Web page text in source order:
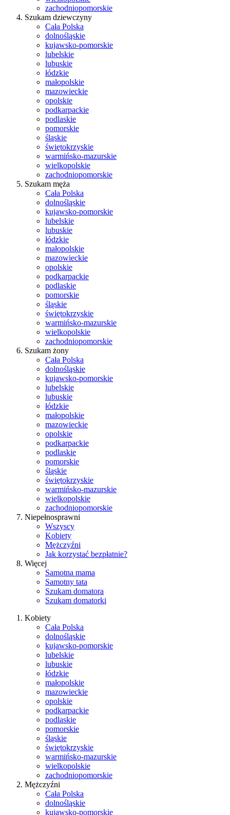
zachodniopomorskie
Szukam dziewczyny
Cała Polska
dolnośląskie
kujawsko-pomorskie
lubelskie
lubuskie
łódzkie
małopolskie
mazowieckie
opolskie
podkarpackie
podlaskie
pomorskie
śląskie
świętokrzyskie
warmińsko-mazurskie
wielkopolskie
zachodniopomorskie
Szukam męża
Cała Polska
dolnośląskie
kujawsko-pomorskie
lubelskie
lubuskie
łódzkie
małopolskie
mazowieckie
opolskie
podkarpackie
podlaskie
pomorskie
śląskie
świętokrzyskie
warmińsko-mazurskie
wielkopolskie
zachodniopomorskie
Szukam żony
Cała Polska
dolnośląskie
kujawsko-pomorskie
lubelskie
lubuskie
łódzkie
małopolskie
mazowieckie
opolskie
podkarpackie
podlaskie
pomorskie
śląskie
świętokrzyskie
warmińsko-mazurskie
wielkopolskie
zachodniopomorskie
Niepełnosprawni
Wszyscy
Kobiety
Mężczyźni
Jak korzystać bezpłatnie?
Więcej
Samotna mama
Samotny tata
Szukam domatora
Szukam domatorki
Kobiety
Cała Polska
dolnośląskie
kujawsko-pomorskie
lubelskie
lubuskie
łódzkie
małopolskie
mazowieckie
opolskie
podkarpackie
podlaskie
pomorskie
śląskie
świętokrzyskie
warmińsko-mazurskie
wielkopolskie
zachodniopomorskie
Mężczyźni
Cała Polska
dolnośląskie
kujawsko-pomorskie